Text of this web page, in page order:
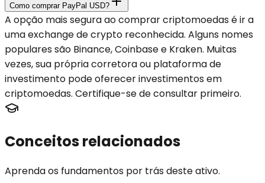
Como comprar PayPal USD?
A opção mais segura ao comprar criptomoedas é ir a
uma exchange de crypto reconhecida. Alguns nomes
populares são Binance, Coinbase e Kraken. Muitas
vezes, sua própria corretora ou plataforma de
investimento pode oferecer investimentos em
criptomoedas. Certifique-se de consultar primeiro.
Conceitos relacionados
Aprenda os fundamentos por trás deste ativo.